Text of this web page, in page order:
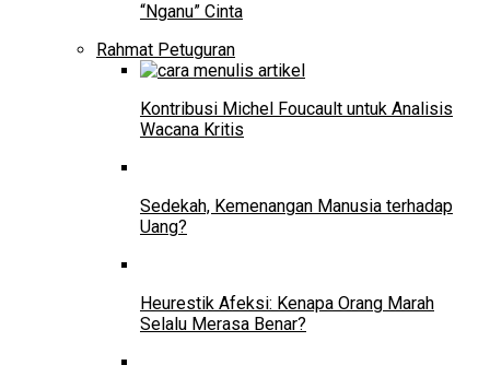
“Nganu” Cinta
Rahmat Petuguran
Kontribusi Michel Foucault untuk Analisis
Wacana Kritis
Sedekah, Kemenangan Manusia terhadap
Uang?
Heurestik Afeksi: Kenapa Orang Marah
Selalu Merasa Benar?